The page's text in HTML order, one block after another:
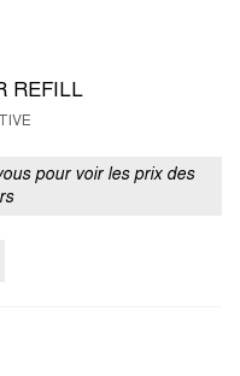
REFILL
pour voir les prix des